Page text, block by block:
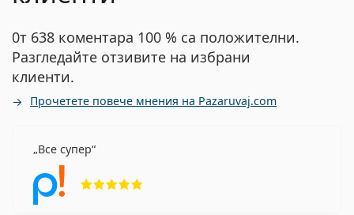
0т 638 коментара 100 % са положителни.
Разгледайте отзивите на избрани
клиенти.
Прочетете повече мнения на Pazaruvaj.com
Все супер